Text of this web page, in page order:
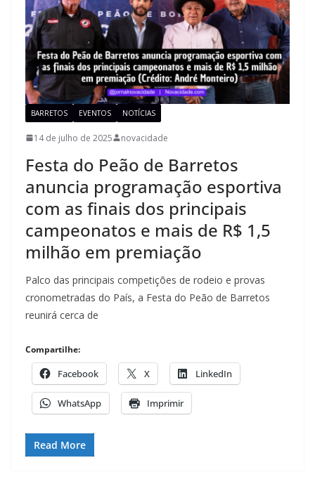
BARRETOS EVENTOS NOTÍCIAS
14 de julho de 2025 novacidade
Festa do Peão de Barretos
anuncia programação esportiva
com as finais dos principais
campeonatos e mais de R$ 1,5
milhão em premiação
Palco das principais competições de rodeio e provas
cronometradas do País, a Festa do Peão de Barretos
reunirá cerca de
Compartilhe:
Facebook X LinkedIn
WhatsApp Imprimir
Read More